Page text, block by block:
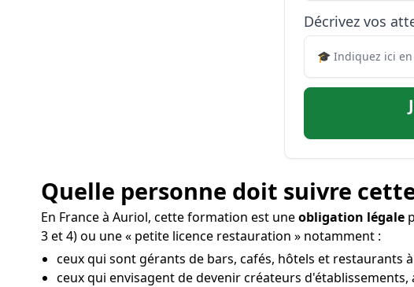
Décrivez vos
Quelle personne doit suivre
En France à Auriol, cette formation est uneobligation légale
3 et 4) ou une « petite licence restauration » notamment :
ceux qui sont gérants de bars, cafés, hôtels et restaurants
ceux qui envisagent de devenir créateurs d'établissements,